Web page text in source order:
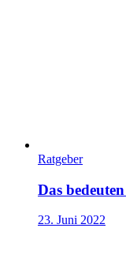
Ratgeber
Das
23. Juni 2022